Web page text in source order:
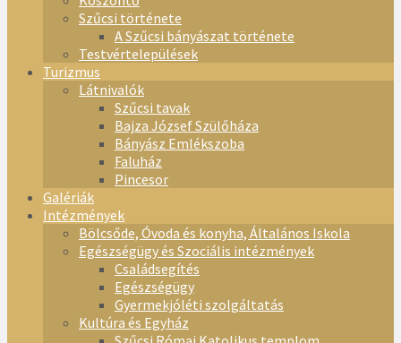
Szűcsi története
A Szűcsi bányászat története
Testvértelepülések
Turizmus
Látnivalók
Szűcsi tavak
Bajza József Szülőháza
Bányász Emlékszoba
Faluház
Pincesor
Galériák
Intézmények
Bölcsőde, Óvoda és konyha, Általános Iskola
Egészségügy és Szociális intézmények
Családsegítés
Egészségügy
Gyermekjóléti szolgáltatás
Kultúra és Egyház